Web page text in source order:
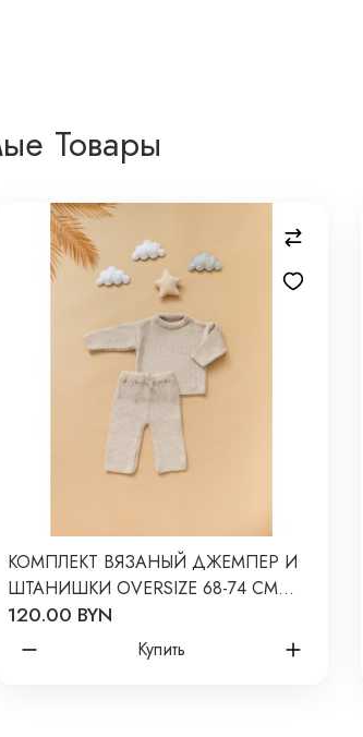
Товары
КОМПЛЕКТ ВЯЗАНЫЙ ДЖЕМПЕР И
ШТАНИШКИ OVERSIZE 68-74 СМ
ЦВЕТ: БЕЖЕВЫЙ В077
120.00 BYN
Купить